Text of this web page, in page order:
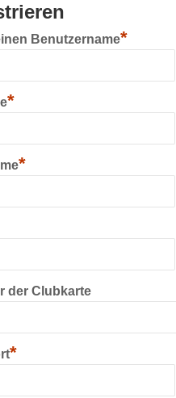
Benutzername*
*
*
der Clubkarte
*